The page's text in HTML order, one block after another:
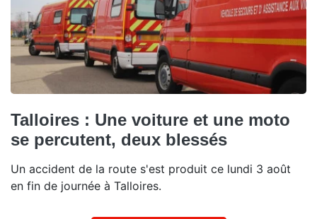
Talloires : Une voiture et une moto
se percutent, deux blessés
Un accident de la route s'est produit ce lundi 3 août
en fin de journée à Talloires.